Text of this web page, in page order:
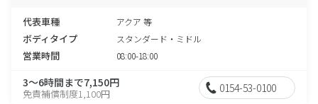
代表車種 アクア 等
ボディタイプ スタンダード・ミドル
営業時間 08:00-18:00
3～6時間まで7,150円
免責補償制度1,100円 0154-53-0100